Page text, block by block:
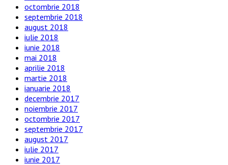
octombrie 2018
septembrie 2018
august 2018
iulie 2018
iunie 2018
mai 2018
aprilie 2018
martie 2018
ianuarie 2018
decembrie 2017
noiembrie 2017
octombrie 2017
septembrie 2017
august 2017
iulie 2017
iunie 2017